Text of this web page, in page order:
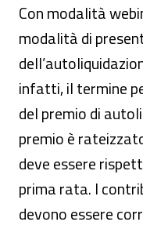
Con modalità
modalità di
infatti, il termine
del premio di
premio è
deve essere
prima rata. I
devono essere